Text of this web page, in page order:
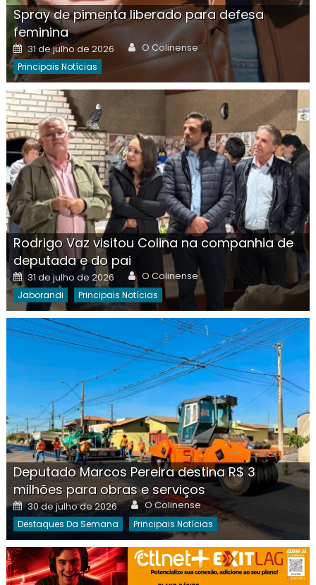
Spray de pimenta liberado para defesa
feminina
Posted
on
31 de julho de 2026 Author
O Colinense
Principais Notícias
Rodrigo Vaz visitou Colina na companhia de
deputada e do pai
Posted
on
31 de julho de 2026 Author
O Colinense
Jaborandi Principais Notícias
Deputado Marcos Pereira destina R$ 3
milhões para obras e serviços
Posted
on
30 de julho de 2026 Author
O Colinense
Destaques Da Semana Principais Notícias